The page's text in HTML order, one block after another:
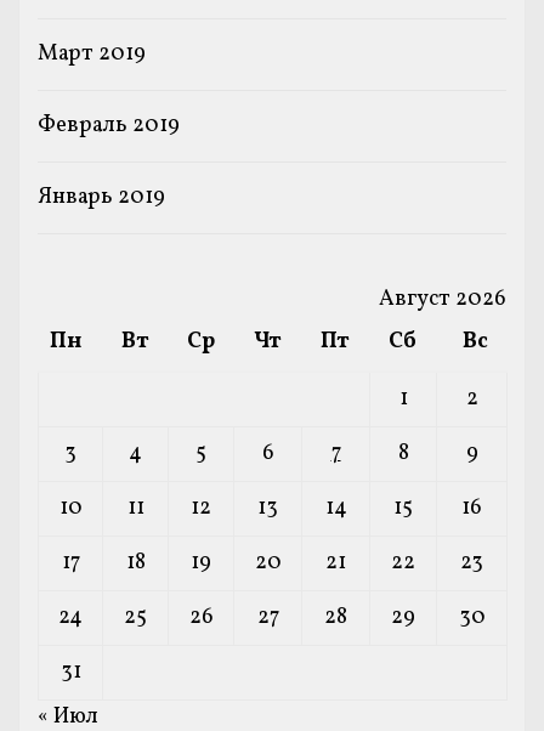
Март 2019
Февраль 2019
Январь 2019
Август 2026
Пн
Вт Ср Чт Пт Сб
Вс
1
2
3
4 5 6 7 8
9
10
11 12 13 14 15
16
17
18 19 20 21 22
23
24
25 26 27 28 29
30
31
« Июл